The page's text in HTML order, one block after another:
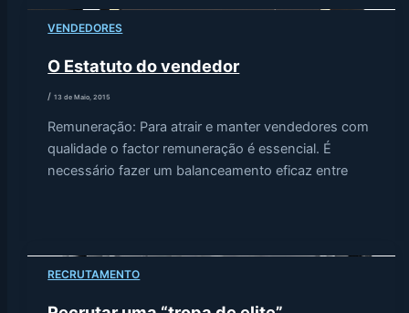
VENDEDORES
O Estatuto do vendedor
/13 de Maio, 2015
Remuneração: Para atrair e manter vendedores com
qualidade o factor remuneração é essencial. É
necessário fazer um balanceamento eficaz entre
RECRUTAMENTO